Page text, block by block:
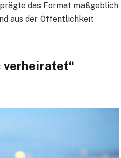
das Format maßgeblich
aus der Öffentlichkeit
verheiratet“